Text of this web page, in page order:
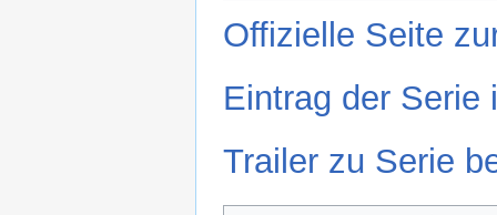
Offizielle Seite
Eintrag der Serie
Trailer zu Serie